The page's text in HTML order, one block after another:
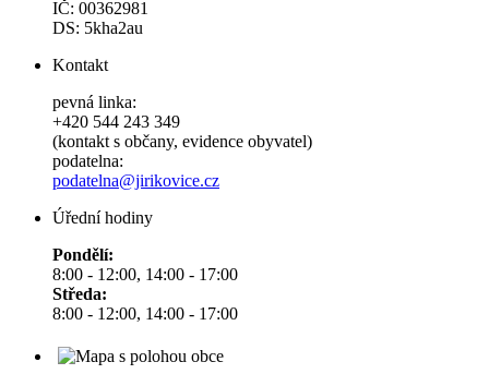
IČ: 00362981
DS: 5kha2au
Kontakt
pevná linka:
+420 544 243 349
(kontakt s občany, evidence obyvatel)
podatelna:
podatelna@jirikovice.cz
Úřední hodiny
Pondělí:
8:00 - 12:00, 14:00 - 17:00
Středa:
8:00 - 12:00, 14:00 - 17:00